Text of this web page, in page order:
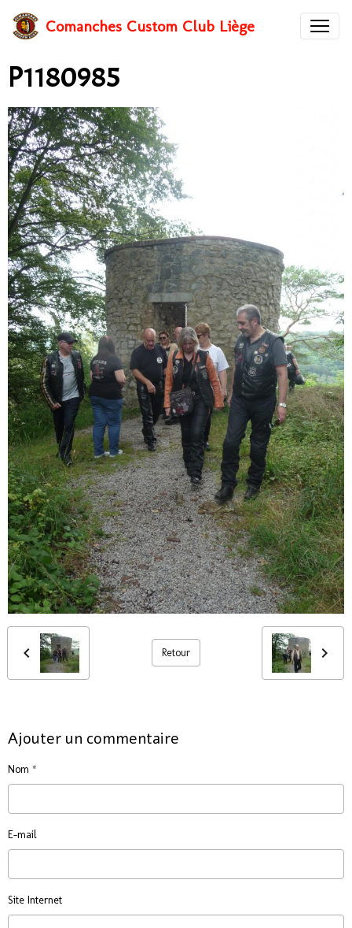
Comanches Custom Club Liège
P1180985
Retour
Ajouter un commentaire
Nom
E-mail
Site Internet